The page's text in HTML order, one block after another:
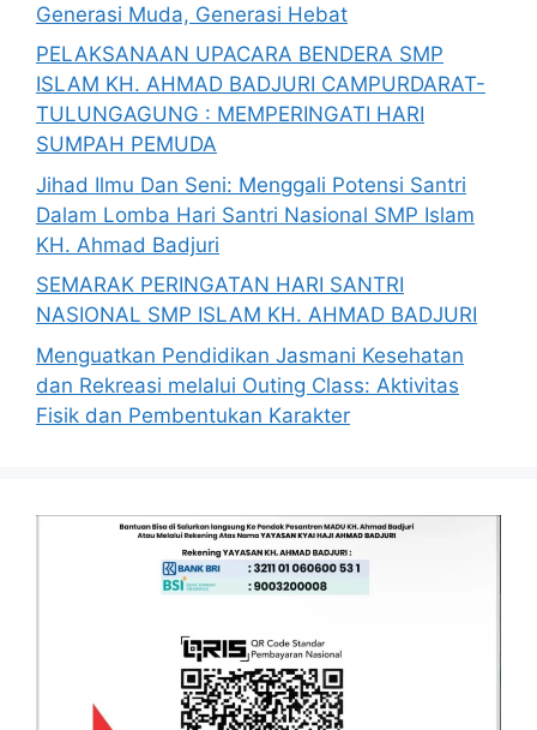
Generasi Muda, Generasi Hebat
PELAKSANAAN UPACARA BENDERA SMP
ISLAM KH. AHMAD BADJURI CAMPURDARAT-
TULUNGAGUNG : MEMPERINGATI HARI
SUMPAH PEMUDA
Jihad Ilmu Dan Seni: Menggali Potensi Santri
Dalam Lomba Hari Santri Nasional SMP Islam
KH. Ahmad Badjuri
SEMARAK PERINGATAN HARI SANTRI
NASIONAL SMP ISLAM KH. AHMAD BADJURI
Menguatkan Pendidikan Jasmani Kesehatan
dan Rekreasi melalui Outing Class: Aktivitas
Fisik dan Pembentukan Karakter